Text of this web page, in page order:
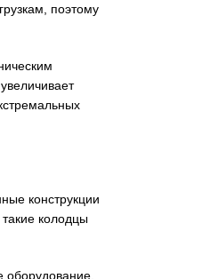
поэтому
конструкции
колодцы
оборудование.